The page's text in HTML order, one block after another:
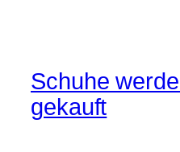
Schuhe
gekauft